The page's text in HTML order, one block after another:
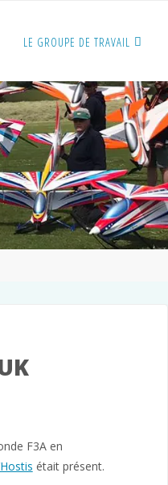
LE GROUPE DE TRAVAIL
F3A en
était présent.